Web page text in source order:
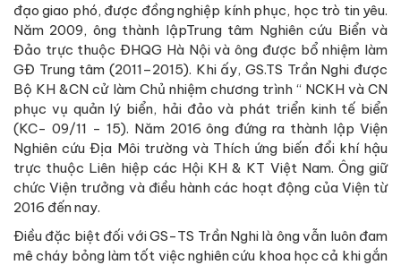
đạo giao phó, được đồng nghiệp kính phục, học trò tin yêu.
Năm 2009, ông thành lậpTrung tâm Nghiên cứu Biển và
Đảo trực thuộc ĐHQG Hà Nội và ông được bổ nhiệm làm
GĐ Trung tâm (2011–2015). Khi ấy, GS.TS Trần Nghi được
Bộ KH &CN cử làm Chủ nhiệm chương trình “ NCKH và CN
phục vụ quản lý biển, hải đảo và phát triển kinh tế biển
(KC- 09/11 - 15). Năm 2016 ông đứng ra thành lập Viện
Nghiên cứu Địa Môi trường và Thích ứng biến đổi khí hậu
trực thuộc Liên hiệp các Hội KH & KT Việt Nam. Ông giữ
chức Viện trưởng và điều hành các hoạt động của Viện từ
2016 đến nay.
Điều đặc biệt đối với GS-TS Trần Nghi là ông vẫn luôn đam
mê cháy bỏng làm tốt việc nghiên cứu khoa học cả khi gắn